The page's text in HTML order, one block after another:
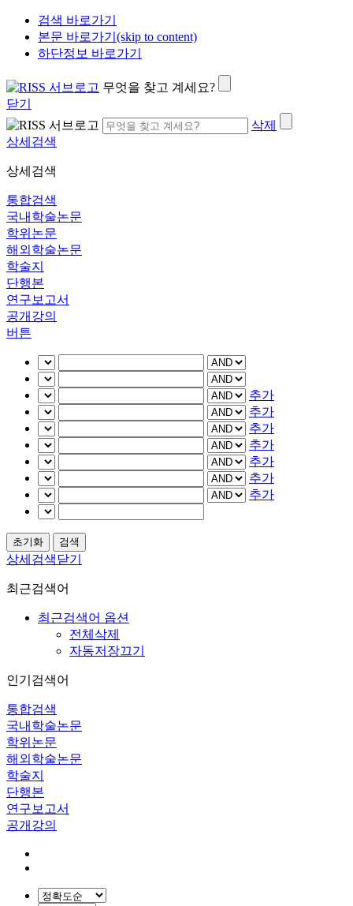
검색 바로가기
본문 바로가기(skip to content)
하단정보 바로가기
무엇을 찾고 계세요?
닫기
삭제
상세검색
상세검색
통합검색
국내학술논문
학위논문
해외학술논문
학술지
단행본
연구보고서
공개강의
버튼
추가
추가
추가
추가
추가
추가
추가
상세검색닫기
최근검색어
최근검색어 옵션
전체삭제
자동저장끄기
인기검색어
통합검색
국내학술논문
학위논문
해외학술논문
학술지
단행본
연구보고서
공개강의